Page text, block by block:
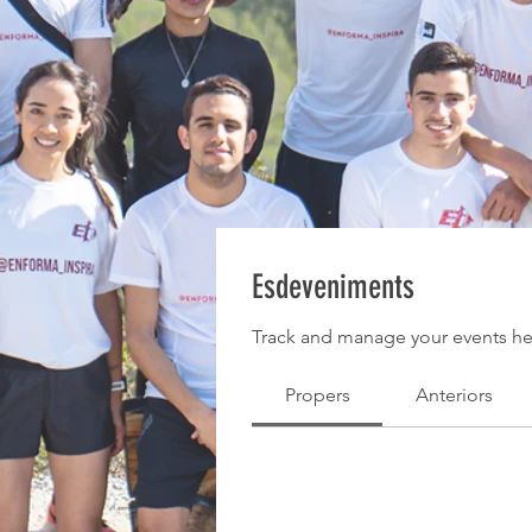
Esdeveniments
Track and manage your events
Propers Anteriors